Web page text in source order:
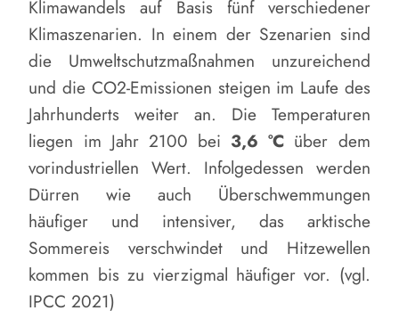
Klimawandels auf Basis fünf verschiedener
Klimaszenarien. In einem der Szenarien sind
die Umweltschutzmaßnahmen unzureichend
und die CO2-Emissionen steigen im Laufe des
Jahrhunderts weiter an. Die Temperaturen
liegen im Jahr 2100 bei 3,6 °C über dem
vorindustriellen Wert. Infolgedessen werden
Dürren wie auch Überschwemmungen
häufiger und intensiver, das arktische
Sommereis verschwindet und Hitzewellen
kommen bis zu vierzigmal häufiger vor. (vgl.
IPCC 2021)